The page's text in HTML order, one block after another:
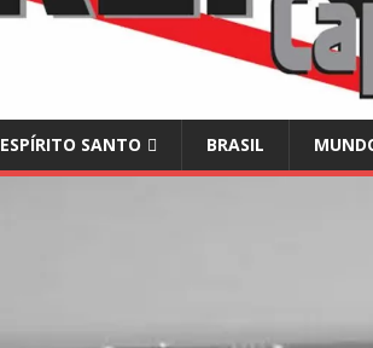
ESPÍRITO SANTO BRASIL